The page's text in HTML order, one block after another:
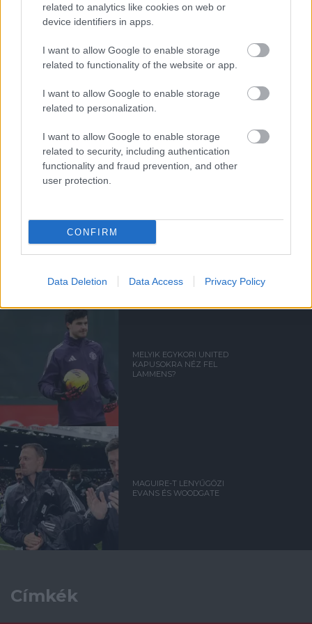
related to analytics like cookies on web or
device identifiers in apps.
I want to allow Google to enable storage
related to functionality of the website or app.
I want to allow Google to enable storage
related to personalization.
I want to allow Google to enable storage
related to security, including authentication
functionality and fraud prevention, and other
user protection.
CONFIRM
Data Deletion Data Access Privacy Policy
FRED ÜZENETE ANDREY
"IZGALOMBA" HOZTA A
MELYIK EGYKORI UNITED
KAPUSOKRA NÉZ FEL
LAMMENS?
MAGUIRE-T LENYŰGÖZI
EVANS ÉS WOODGATE
Címkék